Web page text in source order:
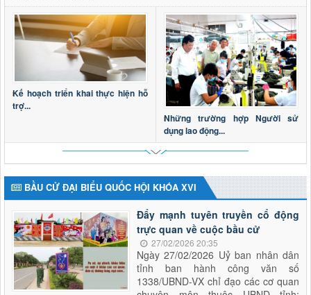
Kế hoạch triển khai thực hiện hỗ
trợ...
Những trường hợp Người sử
dụng lao động...
BẦU CỬ ĐẠI BIỂU QUỐC HỘI KHÓA XVI
Đẩy mạnh tuyên truyền cổ động
trực quan về cuộc bầu cử
27/02/2026 20:35
Ngày 27/02/2026 Uỷ ban nhân dân
tỉnh ban hành công văn số
1338/UBND-VX chỉ đạo các cơ quan